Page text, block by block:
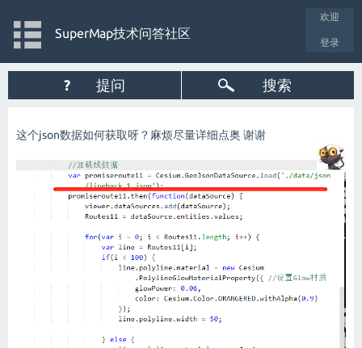
欢迎
登录
SuperMap技术问答社区
? 提问 搜索
这个json数据如何获取呀？麻烦尽量详细点奥 谢谢